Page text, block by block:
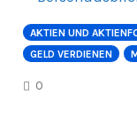
AKTIEN UND
GELD VERDIENEN
0